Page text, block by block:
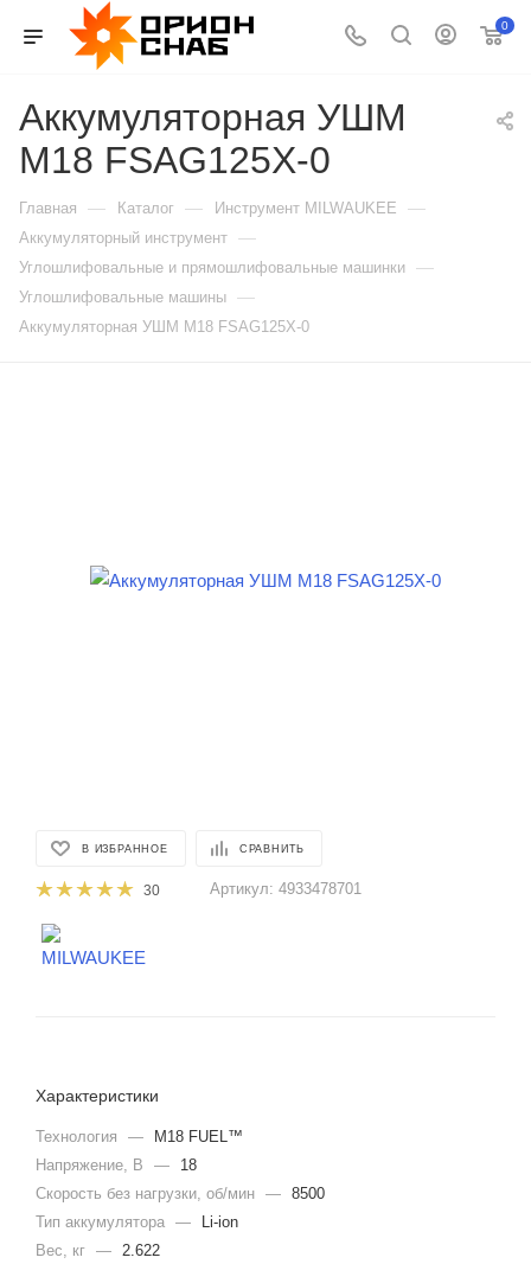
0
Аккумуляторная УШМ
M18 FSAG125X-0
Главная — Каталог — Инструмент MILWAUKEE —
Аккумуляторный инструмент —
Углошлифовальные и прямошлифовальные машинки —
Углошлифовальные машины —
Аккумуляторная УШМ M18 FSAG125X-0
В ИЗБРАННОЕ СРАВНИТЬ
30 Артикул: 4933478701
Характеристики
Технология —
M18 FUEL™
Напряжение, В
—
18
Скорость без нагрузки, об/мин — 8500
Тип аккумулятора —
Li-ion
Вес, кг — 2.622